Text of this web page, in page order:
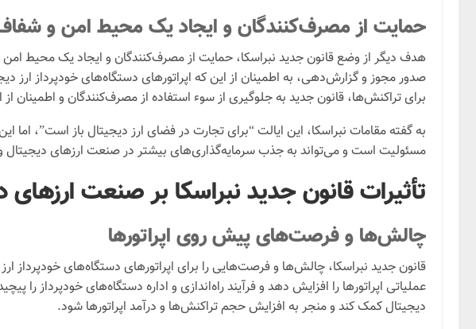
حمایت از مصرف‌کنندگان و ایجاد یک محیط امن و
هدف دیگر از وضع قانون جدید نبراسکا، حمایت از مصرف‌کنندگان و ایجاد یک محیط
صدور مجوز و گزارش‌دهی، به اطمینان از این که اپراتورهای دستگاه‌های خودپرداز
برای تراکنش‌ها، قانون جدید به جلوگیری از سوء استفاده از مصرف‌کنندگان و
به گفته مقامات نبراسکا، این ایالت “برای تجارت در فضای ارز دیجیتال باز است”،
مسئولیت است و می‌تواند به جذب سرمایه‌گذاری‌های بیشتر در صنعت ارزهای
تأثیرات قانون جدید نبراسکا بر صنعت ارزهای
چالش‌ها و فرصت‌های پیش روی اپراتورها
قانون جدید نبراسکا، چالش‌ها و فرصت‌هایی را برای اپراتورهای دستگاه‌های
عملیاتی اپراتورها را افزایش دهد و فرآیند راه‌اندازی و اداره دستگاه‌های خودپرداز
دیجیتال کمک کند و منجر به افزایش حجم تراکنش‌ها و درآمد اپراتورها شود.